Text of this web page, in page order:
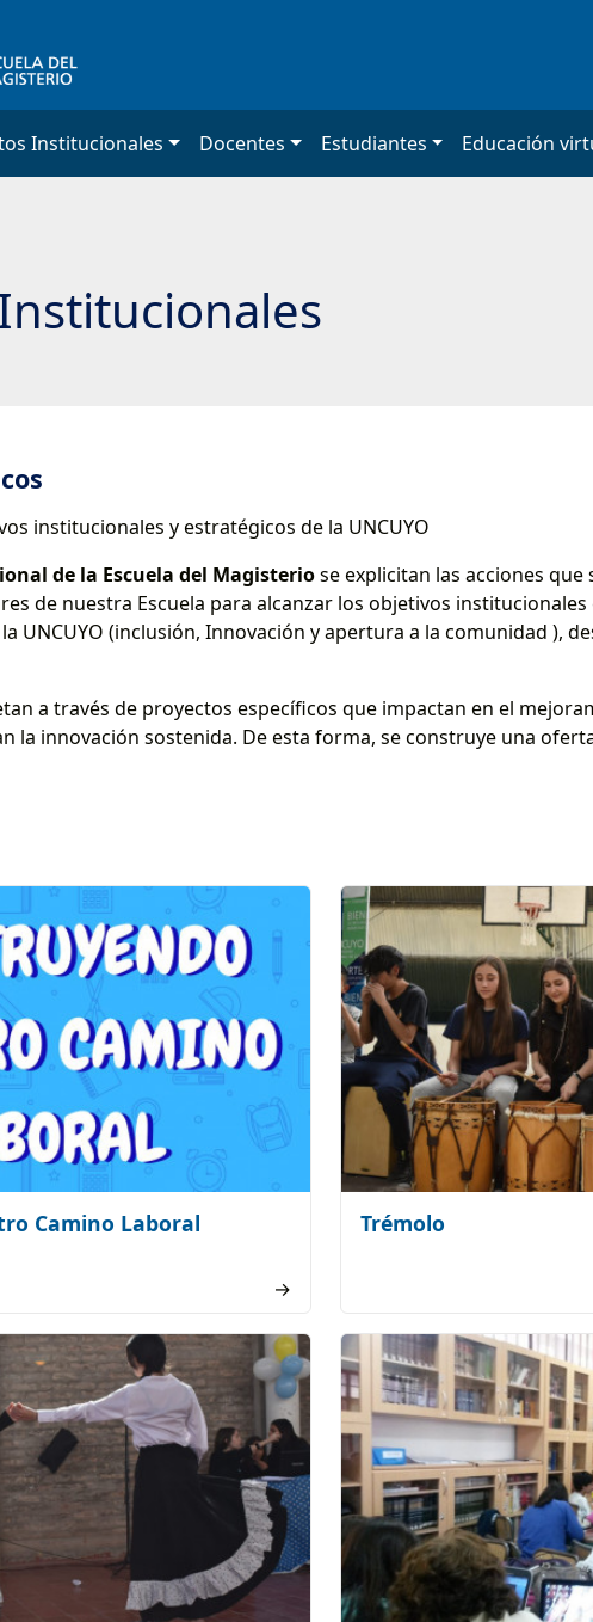
Institucionales Docentes Estudiantes Educación
institucionales y estratégicos de la UNCUYO
de la Escuela del Magisteriose explicitan las acciones
de nuestra Escuela para alcanzar los objetivos
UNCUYO (inclusión, Innovación y apertura a la comunidad ),
a través de proyectos específicos que impactan en el
la innovación sostenida. De esta forma, se construye una
Camino Laboral
→
Trémolo